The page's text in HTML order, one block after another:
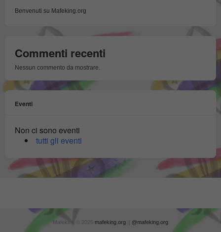
Benvenuti su Mafeking.org
Commenti recenti
Nessun commento da mostrare.
Eventi
Non ci sono eventi
tutti gli eventi
Mafeking © 2025 mafeking.org || @mafeking.org